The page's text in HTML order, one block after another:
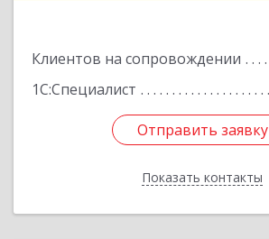
Клиентов на сопровождении
1С:Специалист
Отправить заявку
Показать контакты
Отправить заявку
Назад